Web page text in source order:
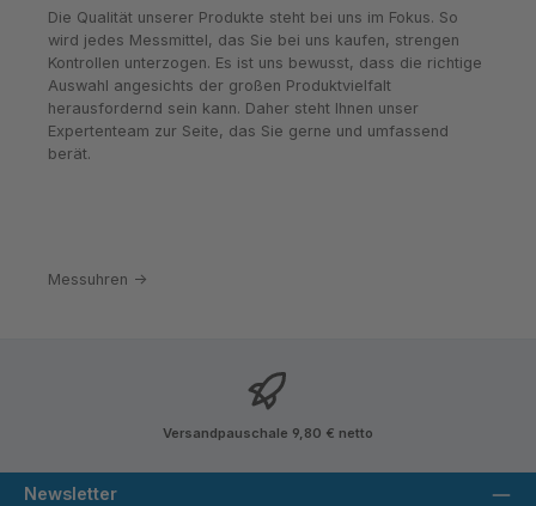
Die Qualität unserer Produkte steht bei uns im Fokus. So
wird jedes Messmittel, das Sie bei uns kaufen, strengen
Kontrollen unterzogen. Es ist uns bewusst, dass die richtige
Auswahl angesichts der großen Produktvielfalt
herausfordernd sein kann. Daher steht Ihnen unser
Expertenteam zur Seite, das Sie gerne und umfassend
berät.
Messuhren ->
Versandpauschale 9,80 € netto
Newsletter